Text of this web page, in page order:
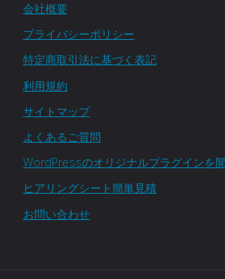
会社概要
プライバシーポリシー
特定商取引法に基づく表記
利用規約
サイトマップ
よくあるご質問
WordPressのオリジナルプラグインを
ヒアリングシート簡単見積
お問い合わせ